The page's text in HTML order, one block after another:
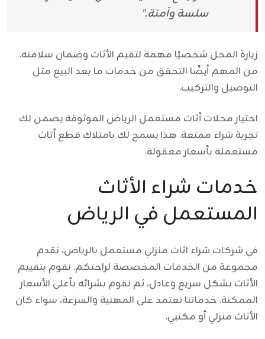
سلسة وآمنة."
زيارة المحل شخصيًا مهمة لتقيم الأثاث وضمان سلامته.
من المهم أيضًا التحقق من خدمات ما بعد البيع مثل
التوصيل والتركيب.
اختيارمحلات أثاث مستعمل الرياض الموثوقة يضمن لك
تجربة شراء ممتعة. هذا يسمح لك بامتلاك قطع أثاث
مستعملة بأسعار معقولة.
خدمات شراء الأثاث
المستعمل في الرياض
في شركات شراء اثاث منزلي مستعمل بالرياض، نقدم
مجموعة من الخدمات المخصصة لراحتكم. نقوم بتقييم
الأثاث بشكل سريع وعادل، ثم نقوم بشرائه بأعلى الأسعار
الممكنة. خدماتنا تعتمد على المهنية والسرعة، سواء كان
الأثاث منزلي أو مكتبي.